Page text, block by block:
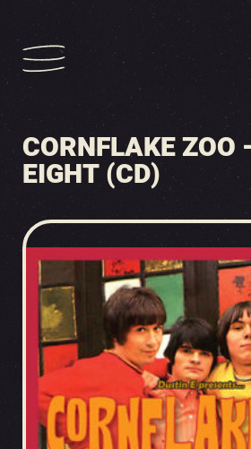
CORNFLAKE ZOO
EIGHT (CD)